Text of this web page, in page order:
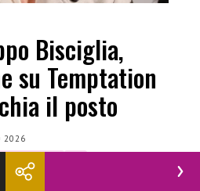
Bisciglia,
su Temptation
il posto
2026
ISLAND